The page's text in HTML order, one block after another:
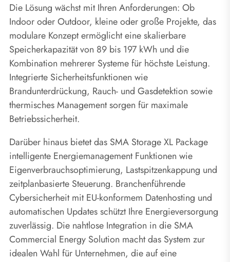
Die Lösung wächst mit Ihren Anforderungen: Ob
Indoor oder Outdoor, kleine oder große Projekte, das
modulare Konzept ermöglicht eine skalierbare
Speicherkapazität von 89 bis 197 kWh und die
Kombination mehrerer Systeme für höchste Leistung.
Integrierte Sicherheitsfunktionen wie
Brandunterdrückung, Rauch- und Gasdetektion sowie
thermisches Management sorgen für maximale
Betriebssicherheit.
Darüber hinaus bietet das SMA Storage XL Package
intelligente Energiemanagement Funktionen wie
Eigenverbrauchsoptimierung, Lastspitzenkappung und
zeitplanbasierte Steuerung. Branchenführende
Cybersicherheit mit EU-konformem Datenhosting und
automatischen Updates schützt Ihre Energieversorgung
zuverlässig. Die nahtlose Integration in die SMA
Commercial Energy Solution macht das System zur
idealen Wahl für Unternehmen, die auf eine